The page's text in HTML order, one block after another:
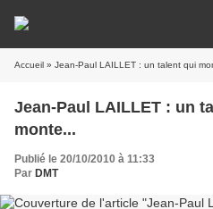
Accueil » Jean-Paul LAILLET : un talent qui
Jean-Paul LAILLET : un
monte...
Publié le 20/10/2010 à 11:33
Par DMT